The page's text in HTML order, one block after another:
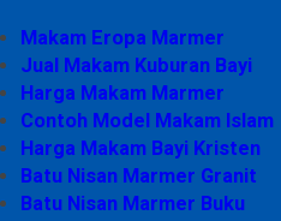
Makam Eropa Marmer
Jual Makam Kuburan Bayi
Harga Makam Marmer
Contoh Model Makam Islam
Harga Makam Bayi Kristen
Batu Nisan Marmer Granit
Batu Nisan Marmer Buku